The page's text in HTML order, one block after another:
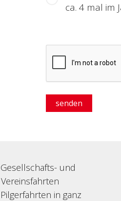
ca. 4 mal im
senden
Gesellschafts- und
Vereinsfahrten
Pilgerfahrten in ganz